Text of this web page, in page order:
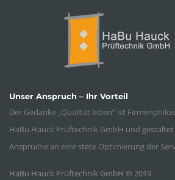
Unser Anspruch – Ihr Vorteil
Der Gedanke „Qualität leben“ ist
HaBu Hauck Prüftechnik GmbH und
Ansprüche an eine stete Optimierung der
HaBu Hauck Prüftechnik GmbH © 2019